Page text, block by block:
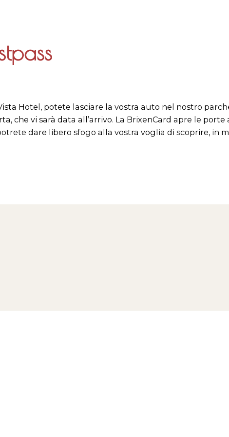
Hotel, potete lasciare la vostra auto nel nostro
che vi sarà data all’arrivo. La BrixenCard apre le porte
dare libero sfogo alla vostra voglia di scoprire, in